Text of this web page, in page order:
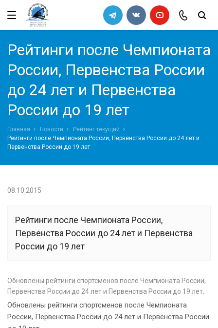
← Назад
Руководство
Попечительский совет
Ревизионная комиссия
Документы Федерации
← Назад
Правила вида спорта "Гребной
слалом"
Требования к снаряжению
всероссийские соревнования
← Назад
← Назад
команду 2011
Рейтинги после Чемпионата
России, Первенства России
до 24 лет и Первенства
России до 19 лет
Главная Новости
Рейтинг текущий
Рейтинги после Чемпионата России, Первенства России до 24 лет и
Первенства России до 19 лет
08.10.2015
Рейтинги после Чемпионата России,
Первенства России до 24 лет и Первенства
России до 19 лет
Обновлены рейтинги спортсменов после Чемпионата России,
Первенства России до 24 лет и Первенства России до 19 лет.
Обновлены рейтинги спортсменов после Чемпионата
России, Первенства России до 24 лет и Первенства России